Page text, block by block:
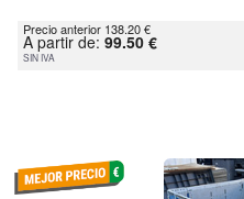
Precio anterior 138.20 €
A partir de: 99.50 €
SIN IVA